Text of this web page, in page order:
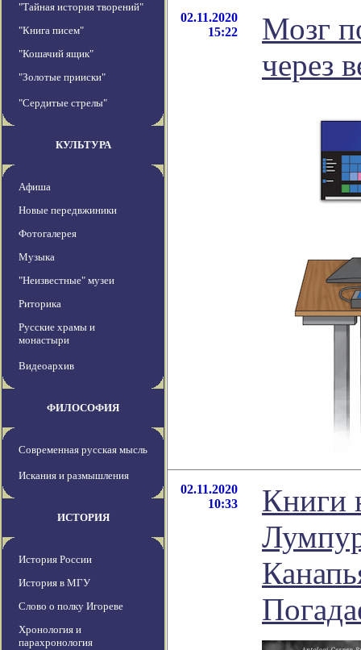
"Тайная история творений"
"Книга писем"
"Кошачий ящик"
"Золотые прииски"
"Сердитые стрелы"
КУЛЬТУРА
Афиша
Новые передвжиники
Фотогалерея
Музыка
"Неизвестные" музеи
Риторика
Русские храмы и
монастыри
Видеоархив
ФИЛОСОФИЯ
Современная русская мысль
Искания и размышления
ИСТОРИЯ
История России
История в МГУ
Слово о полку Игореве
Хронология и
парахронология
02.11.2020
15:22
Мозг
через
02.11.2020
10:33
Книги